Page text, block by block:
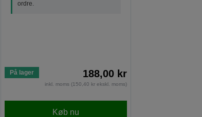
ordre.
På lager 188,00 kr
inkl. moms (150,40 kr ekskl. moms)
Køb nu